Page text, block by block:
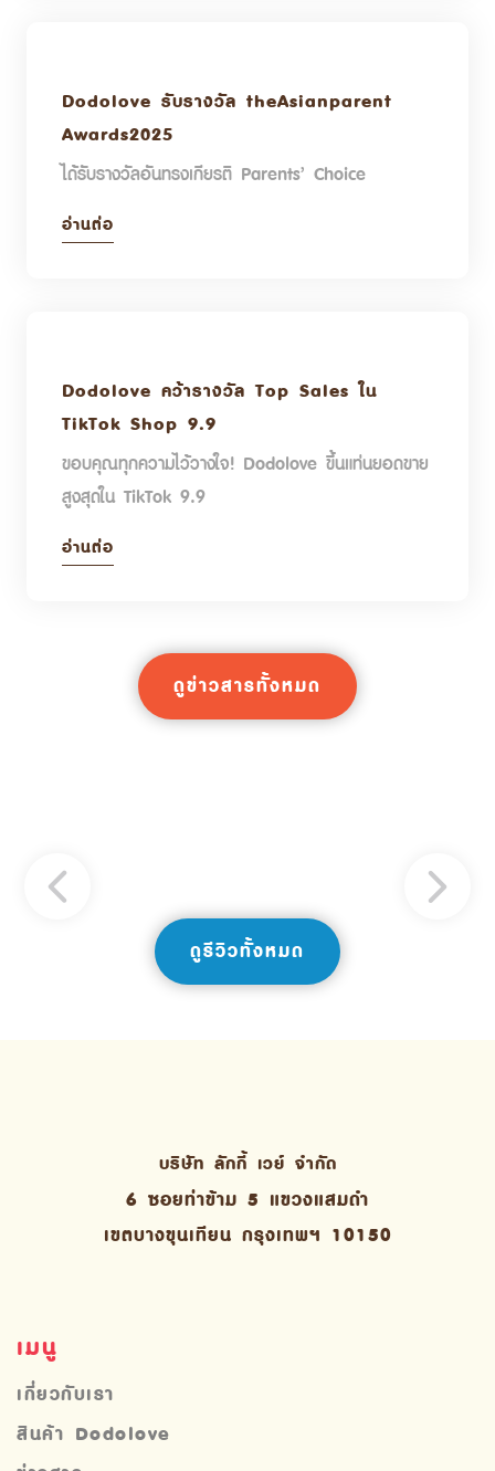
Dodolove รับรางวัล theAsianparent
Awards2025
ได้รับรางวัลอันทรงเกียรติ Parents’ Choice
อ่านต่อ
Dodolove คว้ารางวัล Top Sales ใน
TikTok Shop 9.9
ขอบคุณทุกความไว้วางใจ! Dodolove ขึ้นแท่นยอดขาย
สูงสุดใน TikTok 9.9
อ่านต่อ
ดูข่าวสารทั้งหมด
ดูรีวิวทั้งหมด
บริษัท ลักกี้ เวย์ จํากัด
6 ซอยท่าข้าม 5 แขวงแสมดำ
เขตบางขุนเทียน กรุงเทพฯ 10150
เมนู
เกี่ยวกับเรา
สินค้า Dodolove